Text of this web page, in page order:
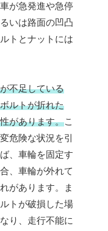
が急発進や急停
いは路面の凹凸
トとナットには
不足している
ルトが折れた
があります。こ
危険な状況を引
、車輪を固定す
、車輪が外れて
があります。ま
トが破損した場
り、走行不能に